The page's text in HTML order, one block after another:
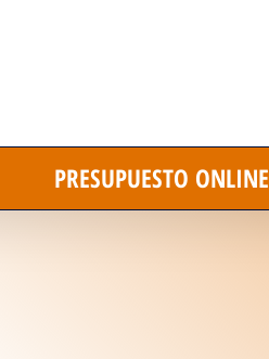
PRESUPUESTO ONLINE